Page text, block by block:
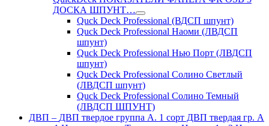
ДОСКА ШПУНТ…
Quck Deck Professional (ВДСП шпунт)
Quck Deck Professional Наоми (ЛВДСП
шпунт)
Quck Deck Professional Нью Порт (ЛВДСП
шпунт)
Quck Deck Professional Солино Светлый
(ЛВДСП шпунт)
Quck Deck Professional Солино Темный
(ЛВДСП ШПУНТ)
ДВП – ДВП твердое группа А. 1 сорт ДВП твердая гр. А